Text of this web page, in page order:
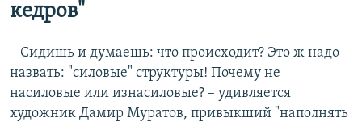
кедров"
– Сидишь и думаешь: что происходит? Это ж надо
назвать: "силовые" структуры! Почему не
насиловые или изнасиловые? – удивляется
художник Дамир Муратов, привыкший "наполнять